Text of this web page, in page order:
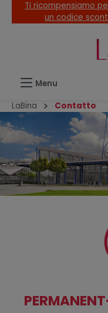
principale
Ti ricompensiamo
un codice
Menu
LaBina Contatto